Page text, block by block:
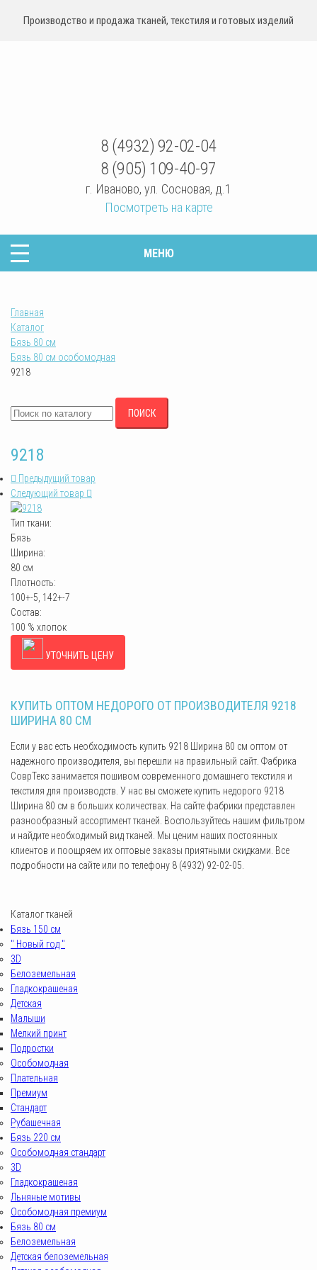
Производство и продажа тканей, текстиля и готовых изделий
8 (4932) 92-02-04
8 (905) 109-40-97
г. Иваново, ул. Сосновая, д.1
Посмотреть на карте
МЕНЮ
Главная
Каталог
Бязь 80 см
Бязь 80 см особомодная
9218
ПОИСК
9218
Предыдущий товар
Следующий товар
Тип ткани:
Бязь
Ширина:
80 см
Плотность:
100+-5, 142+-7
Состав:
100 % хлопок
УТОЧНИТЬ ЦЕНУ
КУПИТЬ ОПТОМ НЕДОРОГО ОТ ПРОИЗВОДИТЕЛЯ 9218
ШИРИНА 80 СМ
Если у вас есть необходимость купить 9218 Ширина 80 см оптом от
надежного производителя, вы перешли на правильный сайт. Фабрика
СоврТекс занимается пошивом современного домашнего текстиля и
текстиля для производств. У нас вы сможете купить недорого 9218
Ширина 80 см в больших количествах. На сайте фабрики представлен
разнообразный ассортимент тканей. Воспользуйтесь нашим фильтром
и найдите необходимый вид тканей. Мы ценим наших постоянных
клиентов и поощряем их оптовые заказы приятными скидками. Все
подробности на сайте или по телефону 8 (4932) 92-02-05.
Каталог тканей
Бязь 150 см
" Новый год "
3D
Белоземельная
Гладкокрашеная
Детская
Малыши
Мелкий принт
Подростки
Особомодная
Плательная
Премиум
Стандарт
Рубашечная
Бязь 220 см
Особомодная стандарт
3D
Гладкокрашеная
Льняные мотивы
Особомодная премиум
Бязь 80 см
Белоземельная
Детская белоземельная